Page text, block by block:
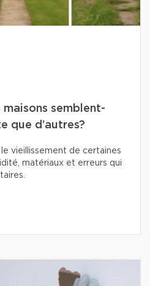
semblent-
que d’autres?
le vieillissement de certaines
matériaux et erreurs qui